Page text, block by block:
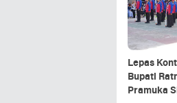
Lepas
Bupati
Pramuka